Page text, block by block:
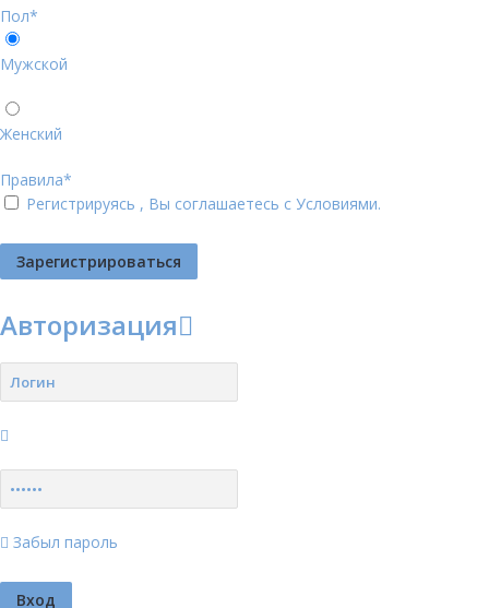
Пол*
Мужской
Женский
Правила*
Регистрируясь , Вы соглашаетесь с Условиями.
Авторизация
Забыл пароль